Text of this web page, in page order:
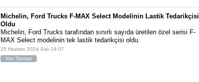
Michelin, Ford Trucks F-MAX Select Modelinin Lastik Tedarikçisi
Oldu
Michelin, Ford Trucks tarafından sınırlı sayıda üretilen özel serisi F-
MAX Select modelinin tek lastik tedarikçisi oldu.
25 Haziran 2024 Salı 14:07
Yan Sanayi